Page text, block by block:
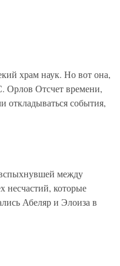
храм наук. Но вот она,
Орлов Отсчет времени,
откладываться события,
между
несчастий, которые
Абеляр и Элоиза в